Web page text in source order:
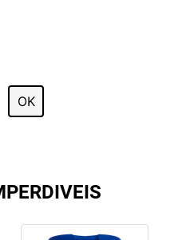
OK